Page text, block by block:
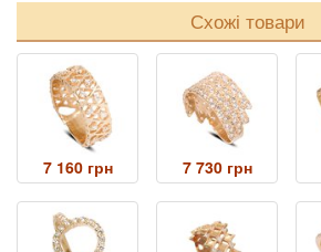
Схожі товари
7 160 грн 7 730 грн